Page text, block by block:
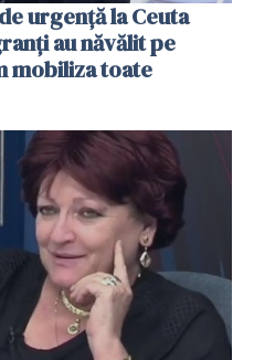
urgență la Ceuta
au năvălit pe
mobiliza toate